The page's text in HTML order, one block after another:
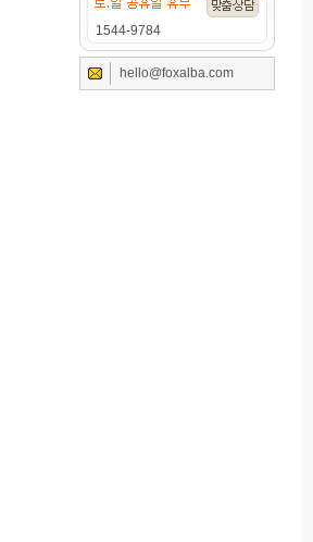
1544-9784
hello@foxalba.com